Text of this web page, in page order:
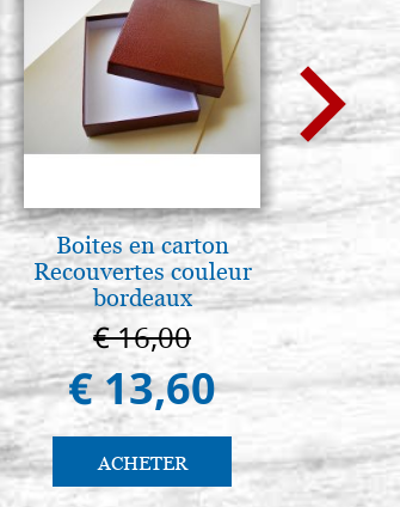
Boites en carton
Recouvertes couleur
bordeaux
€ 16,00
€ 13,60
ACHETER
Una
€